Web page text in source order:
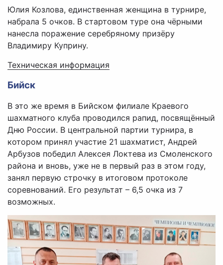
Юлия Козлова, единственная женщина в турнире,
набрала 5 очков. В стартовом туре она чёрными
нанесла поражение серебряному призёру
Владимиру Куприну.
Техническая информация
Бийск
В это же время в Бийском филиале Краевого
шахматного клуба проводился рапид, посвящённый
Дню России. В центральной партии турнира, в
котором принял участие 21 шахматист, Андрей
Арбузов победил Алексея Локтева из Смоленского
района и вновь, уже не в первый раз в этом году,
занял первую строчку в итоговом протоколе
соревнований. Его результат – 6,5 очка из 7
возможных.